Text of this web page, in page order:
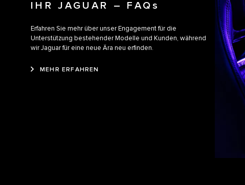
IHR JAGUAR – FAQs
Erfahren Sie mehr über unser Engagement für die
Unterstützung bestehender Modelle und Kunden, während
wir Jaguar für eine neue Ära neu erfinden.
MEHR ERFAHREN